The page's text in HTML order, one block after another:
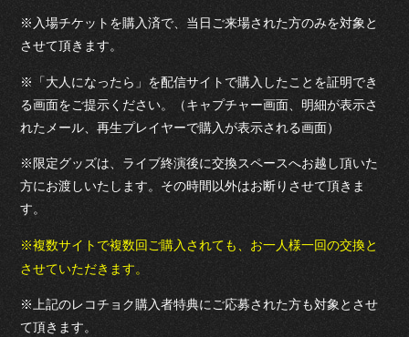
※入場チケットを購入済で、当日ご来場された方のみを対象と
させて頂きます。
※「大人になったら」を配信サイトで購入したことを証明でき
る画面をご提示ください。（キャプチャー画面、明細が表示さ
れたメール、再生プレイヤーで購入が表示される画面）
※限定グッズは、ライブ終演後に交換スペースへお越し頂いた
方にお渡しいたします。その時間以外はお断りさせて頂きま
す。
※複数サイトで複数回ご購入されても、お一人様一回の交換と
させていただきます。
※上記のレコチョク購入者特典にご応募された方も対象とさせ
て頂きます。